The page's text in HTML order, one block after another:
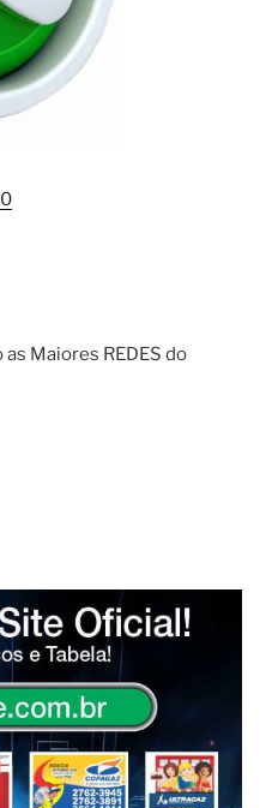
Maiores REDES do